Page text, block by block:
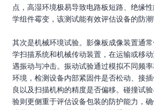
点，高湿环境极易导致电路板短路、绝缘
学组件霉变，该测试能有效评估设备的防潮
其次是机械环境试验。影像板成像装置通
学扫描系统和机械传动装置，在运输或移
遇振动与冲击。振动试验通过模拟不同频
环境，检测设备内部紧固件是否松动、接
良以及扫描机构的精度是否偏移。碰撞试
验则更侧重于评估设备包装的防护能力，